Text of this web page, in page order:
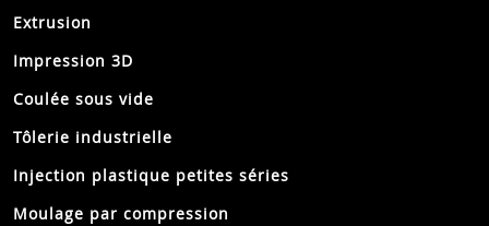
Extrusion
Impression 3D
Coulée sous vide
Tôlerie industrielle
Injection plastique petites séries
Moulage par compression